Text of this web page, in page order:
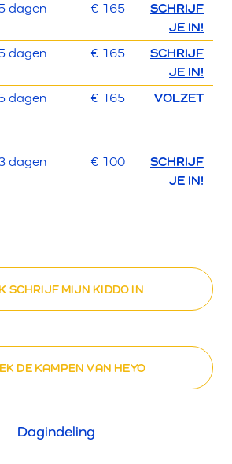
dagen € 165
SCHRIJF
JE IN!
dagen € 165
SCHRIJF
JE IN!
dagen € 165 VOLZET
dagen € 100
SCHRIJF
JE IN!
SCHRIJF MIJN KIDDO IN
DE KAMPEN VAN HEYO
Dagindeling